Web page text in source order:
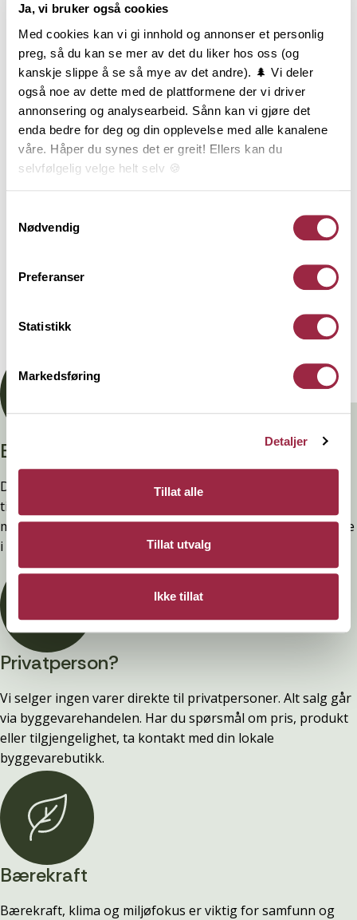
Ja, vi bruker også cookies
Med cookies kan vi gi innhold og annonser et personlig
preg, så du kan se mer av det du liker hos oss (og
kanskje slippe å se så mye av det andre). 🌲 Vi deler
også noe av dette med de plattformene der vi driver
annonsering og analysearbeid. Sånn kan vi gjøre det
enda bedre for deg og din opplevelse med alle kanalene
våre. Håper du synes det er greit! Ellers kan du
selvfølgelig velge helt selv 🍪
Nødvendig
Preferanser
Statistikk
Markedsføring
Detaljer
Tillat alle
Tillat utvalg
Ikke tillat
Sveitserkledning har en tydelig profilert overflate
som gir et herskapelig og staselig uttrykk.
Sveitserkledning benyttes ofte på hus med mye
detaljering og utsmykking og kommer til sin fulle
rett ved bruk av lyse farger. Kledningen har
dobbeltstaff, det vil si en halvstaff på hver side, og en
markant skygge. Sveitserkledning er en stående
Teknisk informasjon
Dokumentasjon
Branntestet
Denne kledninger er testet, dokumentert, godkjent og
tilfredsstiller preakseptert ytelse for brann (D-s2,d0) ved
montering. Ytelsen opprettholdes ved å følge anvisningene
i våre FDV-er.
Privatperson?
Vi selger ingen varer direkte til privatpersoner. Alt salg går
via byggevarehandelen. Har du spørsmål om pris, produkt
eller tilgjengelighet, ta kontakt med din lokale
byggevarebutikk.
Bærekraft
Bærekraft, klima og miljøfokus er viktig for samfunn og